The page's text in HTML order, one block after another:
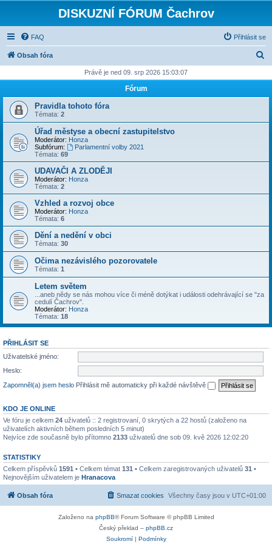
DISKUZNÍ FÓRUM Čachrov
FAQ Přihlásit se
Obsah fóra
d
Právě je ned 09. srp 2026 15:03:07
Fórum
Pravidla tohoto fóra
Témata: 2
Úřad městyse a obecní zastupitelstvo
Moderátor: Honza
Subfórum:
Parlamentní volby 2021
Témata: 69
UDAVAČI A ZLODĚJI
Moderátor: Honza
Témata: 2
Vzhled a rozvoj obce
Moderátor: Honza
Témata: 6
Dění a nedění v obci
Témata: 30
Očima nezávislého pozorovatele
Témata: 1
Letem světem
...aneb nědy se nás mohou více či méně dotýkat i události odehrávající se "za
cedulí Čachrov".
Moderátor: Honza
Témata: 18
PŘIHLÁSIT SE
Uživatelské jméno:
Heslo:
Zapomněl(a) jsem heslo Přihlásit mě automaticky při každé návštěvě
KDO JE ONLINE
Ve fóru je celkem 24 uživatelů :: 2 registrovaní, 0 skrytých a 22 hostů (založeno na
uživatelích aktivních během posledních 5 minut)
Nejvíce zde současně bylo přítomno 2133 uživatelů dne sob 09. kvě 2026 12:02:20
STATISTIKY
Celkem příspěvků 1591 • Celkem témat 131 • Celkem zaregistrovaných uživatelů 31 •
Nejnovějším uživatelem je Hranacova
Obsah fóra Všechny časy jsou v UTC+01:00
Smazat cookies
Založeno na phpBB® Forum Software © phpBB Limited
Český překlad – phpBB.cz
Soukromí| Podmínky